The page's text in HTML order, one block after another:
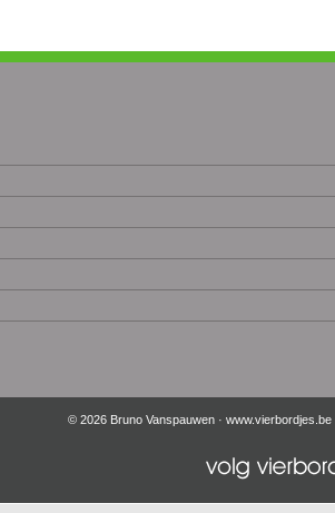
© 2026 Bruno Vanspauwen · www.vierbordjes.be